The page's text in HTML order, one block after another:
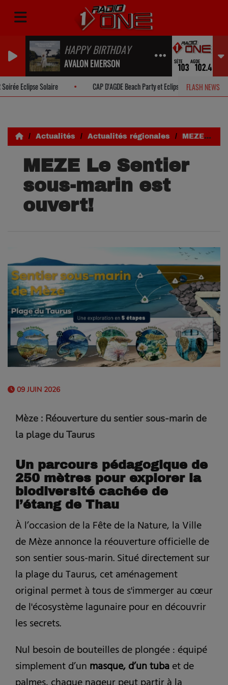
HAPPY BIRTHDAY
AVALON EMERSON
FLASH NEWS
Eclipse Solaire CAP D'AGDE Beach Party et Eclipse Solaire
Actualités Actualités régionales MEZE Le Sentier sous-marin est ouvert!
MEZE Le Sentier
sous-marin est
ouvert!
09 JUIN 2026
Mèze : Réouverture du sentier sous-marin de
la plage du Taurus
Un parcours pédagogique de
250 mètres pour explorer la
biodiversité cachée de
l’étang de Thau
À l’occasion de la Fête de la Nature, la Ville
de Mèze annonce la réouverture officielle de
son sentier sous-marin. Situé directement sur
la plage du Taurus, cet aménagement
original permet à tous de s'immerger au cœur
de l'écosystème lagunaire pour en découvrir
les secrets.
Nul besoin de bouteilles de plongée : équipé
simplement d’unmasque, d’un tubaet de